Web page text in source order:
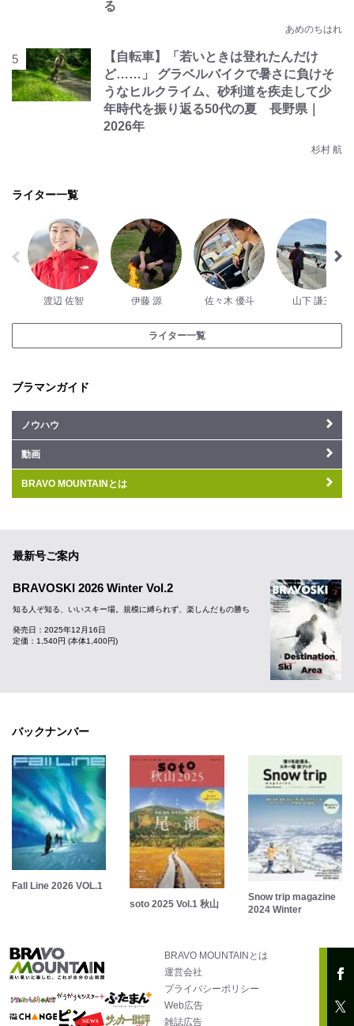
る
あめのちはれ
【自転車】「若いときは登れたんだけ
ど……」 グラベルバイクで暑さに負けそ
うなヒルクライム、砂利道を疾走して少
年時代を振り返る50代の夏 長野県｜
2026年
杉村 航
ライター一覧
渡辺 佐智 伊藤 源 佐々木 優斗 山下 謙三
ライター一覧
ブラマンガイド
ノウハウ
動画
BRAVO MOUNTAINとは
最新号ご案内
BRAVOSKI 2026 Winter Vol.2
知る人ぞ知る、いいスキー場。規模に縛られず、楽しんだもの勝ち
発売日：2025年12月16日
定価：1,540円 (本体1,400円)
バックナンバー
Fall Line 2026 VOL.1
soto 2025 Vol.1 秋山
Snow trip magazine
2024 Winter
BRAVO MOUNTAINとは
運営会社
プライバシーポリシー
Web広告
雑誌広告